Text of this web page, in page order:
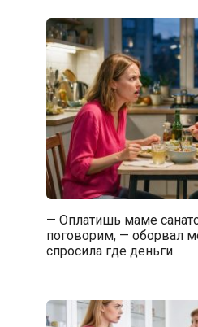
— Оплатишь маме
поговорим, — оборвал
спросила где деньги